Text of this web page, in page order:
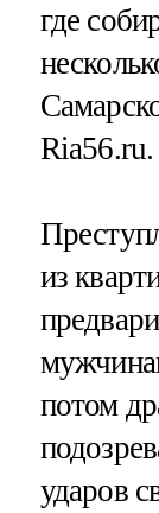
где
Ria56.ru.
из
потом
ударов